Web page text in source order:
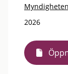
2026